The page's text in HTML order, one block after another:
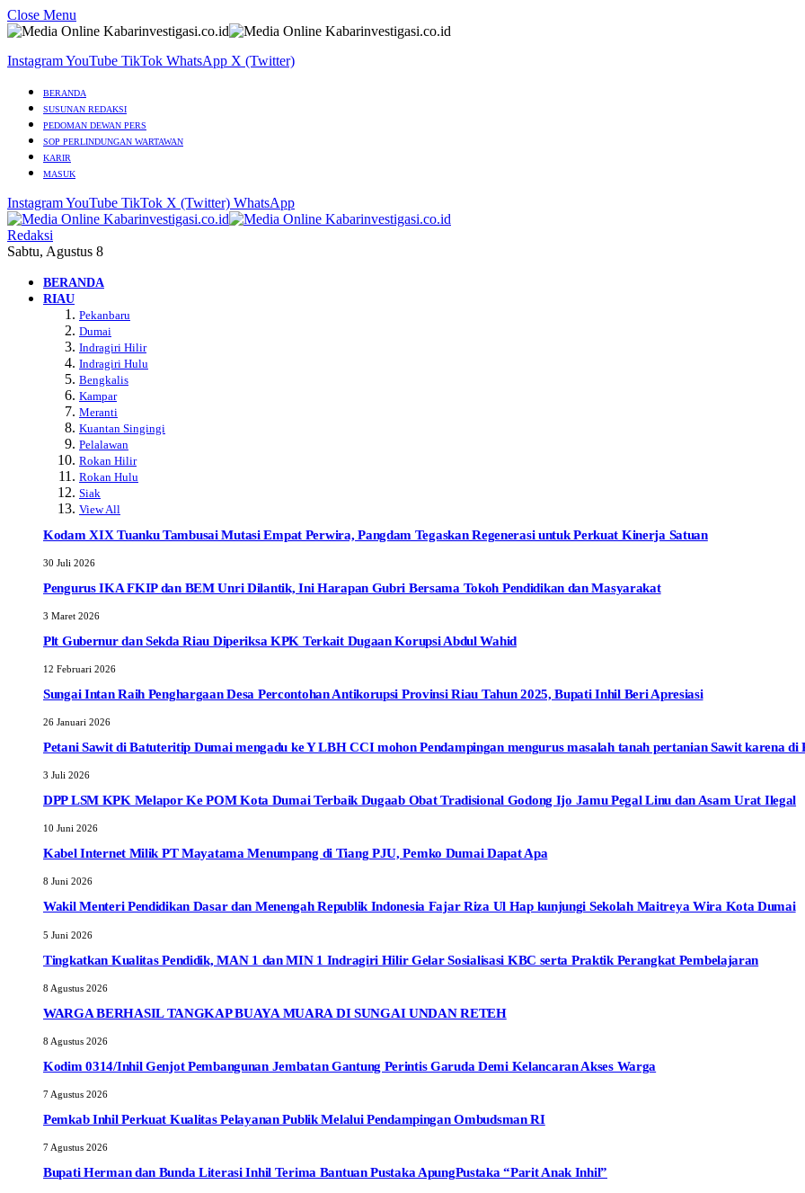
Close Menu
InstagramYouTube TikTok WhatsApp X (Twitter)
BERANDA
SUSUNAN REDAKSI
PEDOMAN DEWAN PERS
SOP PERLINDUNGAN WARTAWAN
KARIR
MASUK
InstagramYouTube TikTok X (Twitter) WhatsApp
Redaksi
Sabtu, Agustus 8
BERANDA
RIAU
Pekanbaru
Dumai
Indragiri Hilir
Indragiri Hulu
Bengkalis
Kampar
Meranti
Kuantan Singingi
Pelalawan
Rokan Hilir
Rokan Hulu
Siak
View All
Kodam XIX Tuanku Tambusai Mutasi Empat Perwira, Pangdam Tegaskan Regenerasi untuk Perkuat Kinerja Satuan
30 Juli 2026
Pengurus IKA FKIP dan BEM Unri Dilantik, Ini Harapan Gubri Bersama Tokoh Pendidikan dan Masyarakat
3 Maret 2026
Plt Gubernur dan Sekda Riau Diperiksa KPK Terkait Dugaan Korupsi Abdul Wahid
12 Februari 2026
Sungai Intan Raih Penghargaan Desa Percontohan Antikorupsi Provinsi Riau Tahun 2025, Bupati Inhil Beri Apresiasi
26 Januari 2026
Petani Sawit di Batuteritip Dumai mengadu ke Y LBH CCI mohon Pendampingan mengurus masalah tanah pertanian Sawit karena di
3 Juli 2026
DPP LSM KPK Melapor Ke POM Kota Dumai Terbaik Dugaab Obat Tradisional Godong Ijo Jamu Pegal Linu dan Asam Urat Ilegal
10 Juni 2026
Kabel Internet Milik PT Mayatama Menumpang di Tiang PJU, Pemko Dumai Dapat Apa
8 Juni 2026
Wakil Menteri Pendidikan Dasar dan Menengah Republik Indonesia Fajar Riza Ul Hap kunjungi Sekolah Maitreya Wira Kota Dumai
5 Juni 2026
Tingkatkan Kualitas Pendidik, MAN 1 dan MIN 1 Indragiri Hilir Gelar Sosialisasi KBC serta Praktik Perangkat Pembelajaran
8 Agustus 2026
WARGA BERHASIL TANGKAP BUAYA MUARA DI SUNGAI UNDAN RETEH
8 Agustus 2026
Kodim 0314/Inhil Genjot Pembangunan Jembatan Gantung Perintis Garuda Demi Kelancaran Akses Warga
7 Agustus 2026
Pemkab Inhil Perkuat Kualitas Pelayanan Publik Melalui Pendampingan Ombudsman RI
7 Agustus 2026
Bupati Herman dan Bunda Literasi Inhil Terima Bantuan Pustaka ApungPustaka “Parit Anak Inhil”